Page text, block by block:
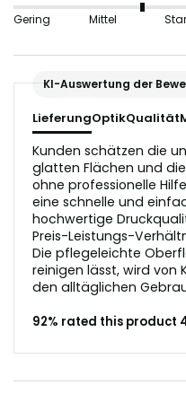
nicht geeignet, da sie
Der Untergrund sollte
Gering Mittel
KI-Auswertung der
LieferungOptikQualität
Kunden schätzen die
glatten Flächen und
ohne professionelle
eine schnelle und
hochwertige
Preis-Leistungs-
Die pflegeleichte
reinigen lässt, wird von
den alltäglichen
92% rated this product